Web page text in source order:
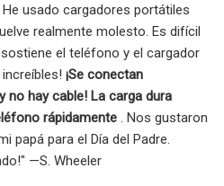
usado cargadores portátiles
realmente molesto. Es difícil
el teléfono y el cargador
¡Se conectan
hay cable! La carga dura
rápidamente . Nos gustaron
papá para el Día del Padre.
—S. Wheeler